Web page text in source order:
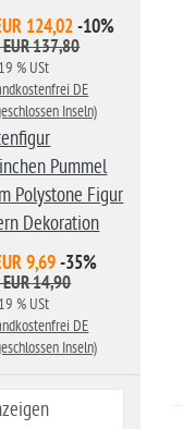
124,02-10%
EUR 137,80
% USt
DE
Inseln)
Pummel
Polystone Figur
Dekoration
9,69-35%
EUR 14,90
% USt
DE
Inseln)